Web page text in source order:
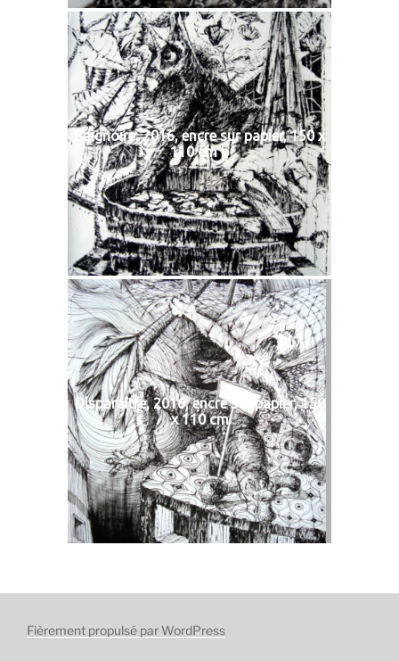
Baignoire, 2016, encre sur papier, 150 x
110 cm b
Disparaître, 2016, encre sur papier, 150
x 110 cm
Fièrement propulsé par WordPress